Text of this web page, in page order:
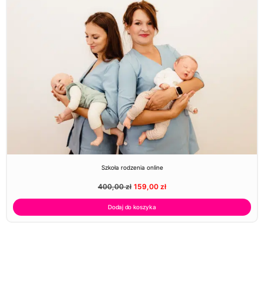
Szkoła rodzenia online
400,00zł 159,00 zł
Dodaj do koszyka